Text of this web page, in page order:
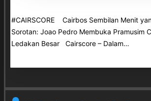
#CAIRSCORE Cairbos Sembilan Menit
Sorotan: Joao Pedro Membuka Pramusim
Ledakan Besar Cairscore – Dalam…